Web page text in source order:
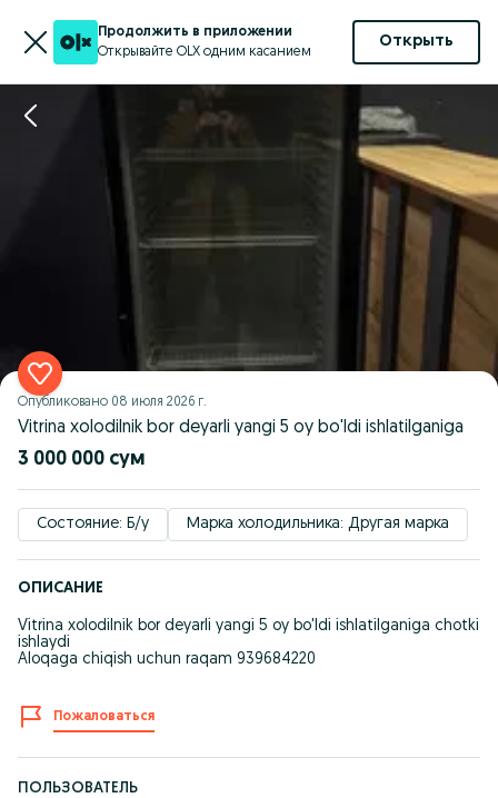
Продолжить в приложении
Открывайте OLX одним касанием
Открыть
Опубликовано 08 июля 2026 г.
Vitrina xolodilnik bor deyarli yangi 5 oy bo'ldi ishlatilganiga
3 000 000 сум
Состояние: Б/у Марка холодильника: Другая марка
ОПИСАНИЕ
Vitrina xolodilnik bor deyarli yangi 5 oy bo'ldi ishlatilganiga chotki
ishlaydi
Aloqaga chiqish uchun raqam 939684220
Пожаловаться
ПОЛЬЗОВАТЕЛЬ